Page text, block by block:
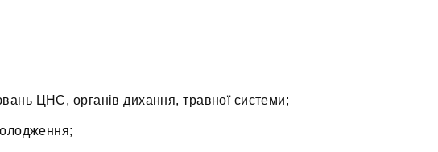
ЦНС, органів дихання, травної системи;